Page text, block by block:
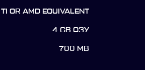
OR AMD EQUIVALENT
4 GB ОЗУ
700 MB